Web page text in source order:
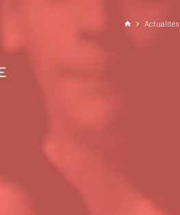
Actualités